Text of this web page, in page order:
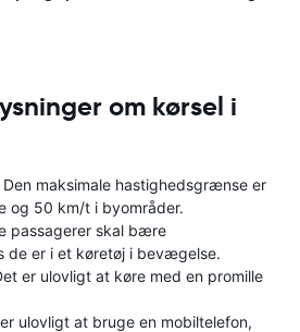
om kørsel i
Den maksimale hastighedsgrænse er
og 50 km/t i byområder.
passagerer skal bære
de er i et køretøj i bevægelse.
er ulovligt at køre med en promille
ulovligt at bruge en mobiltelefon,